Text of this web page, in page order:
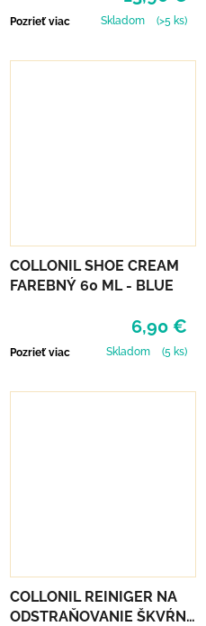
Pozrieť viac Skladom (>5 ks)
COLLONIL SHOE CREAM
FAREBNÝ 60 ML - BLUE
6,90 €
Pozrieť viac Skladom (5 ks)
COLLONIL REINIGER NA
ODSTRAŇOVANIE ŠKVŔN